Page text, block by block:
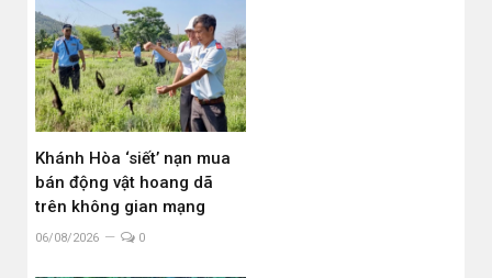
Khánh Hòa ‘siết’ nạn mua
bán động vật hoang dã
trên không gian mạng
06/08/2026 0